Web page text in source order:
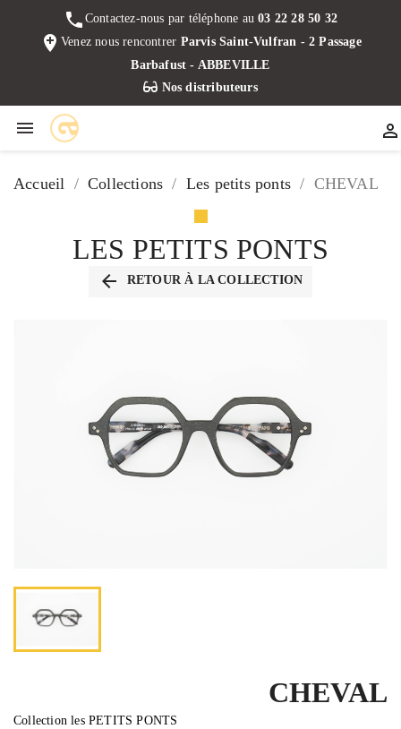
phone Contactez-nous par téléphone au03 22 28 50 32
add_locationVenez nous rencontrer Parvis Saint-Vulfran - 2 Passage
Barbafust - ABBEVILLE
Nos distributeurs
 
Accueil Collections Les petits ponts CHEVAL
LES PETITS PONTS
arrow_back RETOUR À LA COLLECTION
CHEVAL
Collection les PETITS PONTS